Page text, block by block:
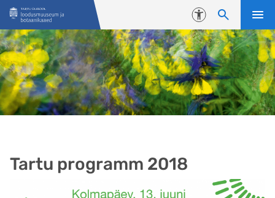
Liigu edasi põhisisu juurde
Juurdepääsetavus
Tartu programm 2018